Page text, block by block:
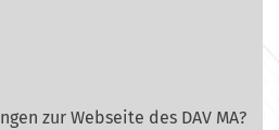
zur Webseite des DAV MA?